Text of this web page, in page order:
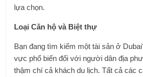
lựa chọn.
Loại Căn hộ và Biệt thự
Bạn đang tìm kiếm một tài sản ở
vực phổ biến đối với người dân địa
thậm chí cả khách du lịch. Tất cả các